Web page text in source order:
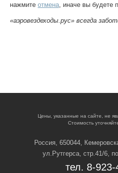
нажмите отмена , иначе вы
«аэровездеходы.рус» всегда
Цены, указанные на сайте, не
Стоимость
Россия, 650044,
ул.Рутгерса, стр.41/6,
тел. 8-